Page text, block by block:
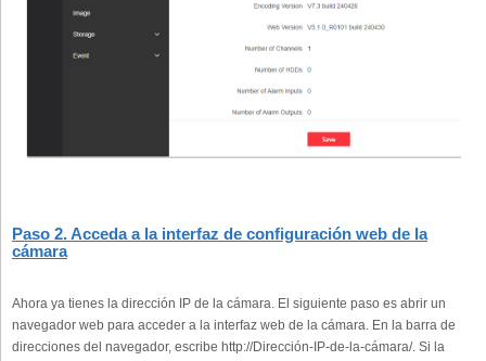
Paso 2. Acceda a la interfaz de configuración web de la
cámara
Ahora ya tienes la dirección IP de la cámara. El siguiente paso es abrir un
navegador web para acceder a la interfaz web de la cámara. En la barra de
direcciones del navegador, escribe http://Dirección-IP-de-la-cámara/. Si la